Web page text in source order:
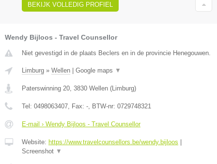
BEKIJK VOLLEDIG PROFIEL
Wendy Bijloos - Travel Counsellor
Niet gevestigd in de plaats Beclers en in de provincie Henegouwen.
Limburg » Wellen Google maps ▼
Paterswinning 20 3830 Wellen ( Limburg)
Tel: 0498063407 , Fax: - , BTW-nr: 0729748321
E-mail › Wendy Bijloos - Travel Counsellor
Website: https://www.travelcounsellors.be/wendy.bijloos
Screenshot ▼